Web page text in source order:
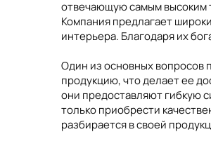
вашем помещении – купите
отвечающую самым высоким
Компания предлагает
интерьера. Благодаря их
Один из основных вопросов
продукцию, что делает ее
они предоставляют гибкую
только приобрести
разбирается в своей